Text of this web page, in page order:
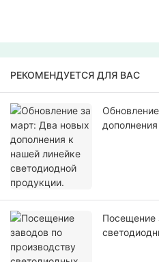
РЕКОМЕНДУЕТСЯ ДЛЯ ВАС
Посещение